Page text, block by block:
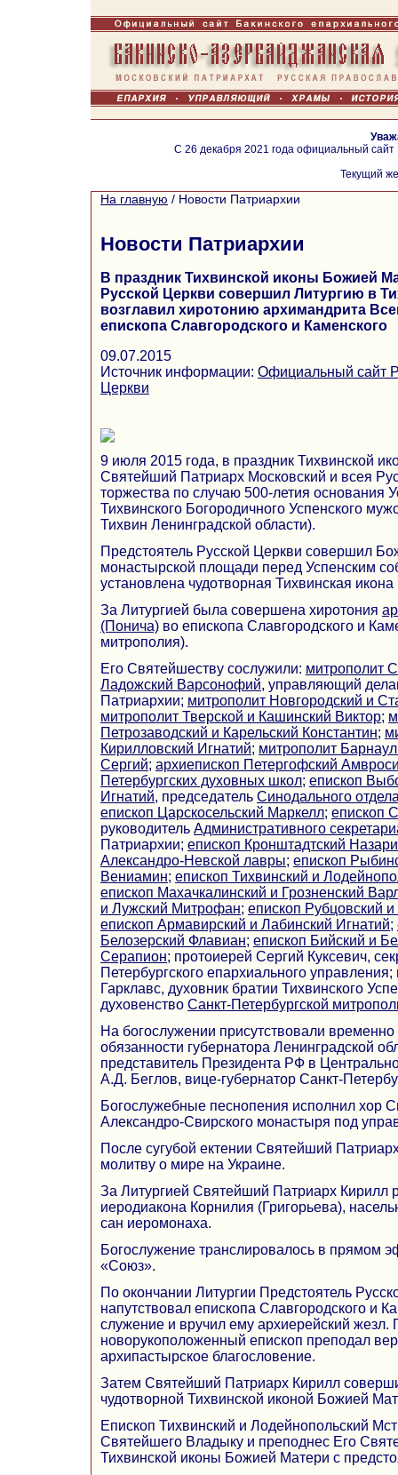
С 26 декабря 2021 года официальный
Текущий
На главную / Новости Патриархии
Новости Патриархии
В праздник Тихвинской иконы Божией
Русской Церкви совершил Литургию в
возглавил хиротонию архимандрита
епископа Славгородского и Каменского
09.07.2015
Источник информации: Официальный сайт
Церкви
9 июля 2015 года, в праздник Тихвинской
Святейший Патриарх Московский и всея
торжества по случаю 500-летия основания
Тихвинского Богородичного Успенского
Тихвин Ленинградской области).
Предстоятель Русской Церкви совершил
монастырской площади перед Успенским
установлена чудотворная Тихвинская
За Литургией была совершена хиротония
(Понича) во епископа Славгородского и
митрополия).
Его Святейшеству сослужили: митрополит
Ладожский Варсонофий, управляющий
Патриархии; митрополит Новгородский и
митрополит Тверской и Кашинский Виктор;
Петрозаводский и Карельский Константин;
Кирилловский Игнатий; митрополит
Сергий; архиепископ Петергофский
Петербургских духовных школ; епископ
Игнатий, председатель Синодального
епископ Царскосельский Маркелл; епископ
руководитель Административного
Патриархии; епископ Кронштадтский
Александро-Невской лавры; епископ
Вениамин; епископ Тихвинский и
епископ Махачкалинский и Грозненский
и Лужский Митрофан; епископ Рубцовский
епископ Армавирский и Лабинский Игнатий;
Белозерский Флавиан; епископ Бийский и
Серапион; протоиерей Сергий Куксевич,
Петербургского епархиального
Гарклавс, духовник братии Тихвинского
духовенство Санкт-Петербургской
На богослужении присутствовали
обязанности губернатора Ленинградской
представитель Президента РФ в
А.Д. Беглов, вице-губернатор Санкт-
Богослужебные песнопения исполнил хор
Александро-Свирского монастыря под
После сугубой ектении Святейший
молитву о мире на Украине.
За Литургией Святейший Патриарх Кирилл
иеродиакона Корнилия (Григорьева),
сан иеромонаха.
Богослужение транслировалось в прямом
«Союз».
По окончании Литургии Предстоятель
напутствовал епископа Славгородского и
служение и вручил ему архиерейский жезл.
новорукоположенный епископ преподал
архипастырское благословение.
Затем Святейший Патриарх Кирилл
чудотворной Тихвинской иконой Божией
Епископ Тихвинский и Лодейнопольский
Святейшего Владыку и преподнес Его
Тихвинской иконы Божией Матери с